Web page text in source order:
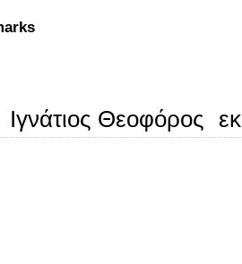
Ιγνάτιος Θεοφόρος